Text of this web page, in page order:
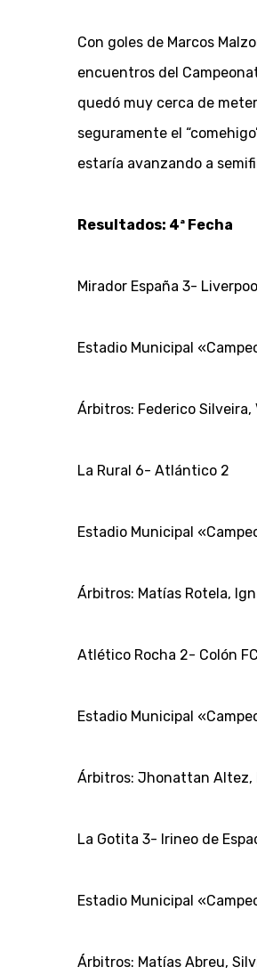
Con goles de Marcos
encuentros del
quedó muy cerca de
seguramente el
estaría avanzando a
Resultados: 4ª Fecha
Mirador España 3-
Estadio Municipal
Árbitros: Federico Silveira,
La Rural 6- Atlántico 2
Estadio Municipal
Árbitros: Matías Rotela,
Atlético Rocha 2- Colón
Estadio Municipal
Árbitros: Jhonattan Altez,
La Gotita 3- Irineo de
Estadio Municipal
Árbitros: Matías Abreu,